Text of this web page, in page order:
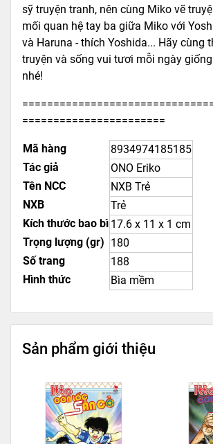
sỹ truyện tranh, nên cùng Miko vẽ
mối quan hệ tay ba giữa Miko với
và Haruna - thích Yoshida... Hãy cùng
truyện và sống vui tươi mỗi ngày
nhé!
=======================
Mã hàng
8934974185185
Tác giả
ONO Eriko
Tên NCC
NXB Trẻ
NXB
Trẻ
Kích thước bao bì 17.6 x 11 x 1 cm
Trọng lượng (gr) 180
Số trang
188
Hình thức
Bìa mềm
Sản phẩm giới thiệu